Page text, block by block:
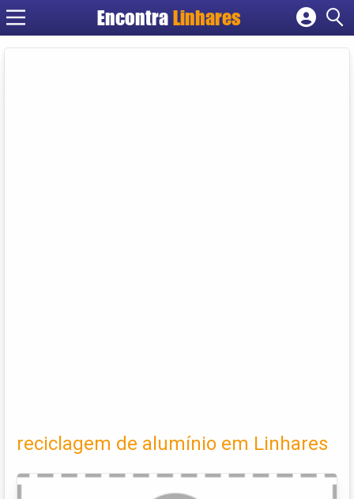
EncontraLinhares
Cadastrar empresa
reciclagem de alumínio em Linhares